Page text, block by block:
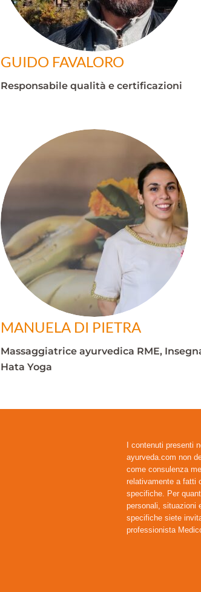
GUIDO FAVALORO
Responsabile qualità e certificazioni
MANUELA DI PIETRA
Massaggiatrice ayurvedica RME,
Hata Yoga
I contenuti presenti
ayurveda.com non
come consulenza
relativamente a fatti
specifiche. Per
personali, situazioni
specifiche siete
professionista